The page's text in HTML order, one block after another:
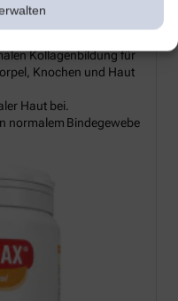
Aussagen gemäß
Kollagenbildung für
Knochen und Haut
Haut bei.
normalem Bindegewebe